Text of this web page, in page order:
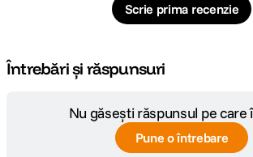
Scrie prima recenzie
Întrebări și răspunsuri
Nu găsești răspunsul pe care
Pune o întrebare